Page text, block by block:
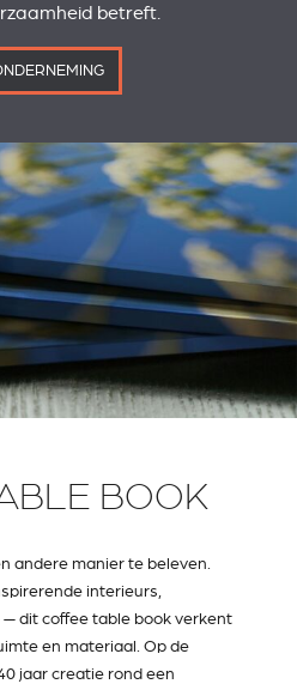
betreft.
BOOK
andere manier te beleven.
interieurs,
dit coffee table book verkent
en materiaal. Op de
jaar creatie rond een